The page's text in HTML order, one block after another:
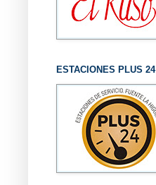
ESTACIONES PLUS 24